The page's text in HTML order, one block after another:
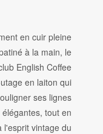
en cuir pleine
à la main, le
English Coffee
en laiton qui
ses lignes
tout en
l'esprit vintage du